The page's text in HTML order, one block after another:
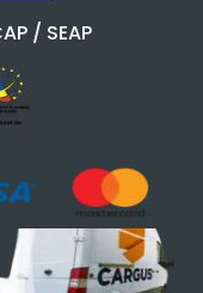
/ SEAP